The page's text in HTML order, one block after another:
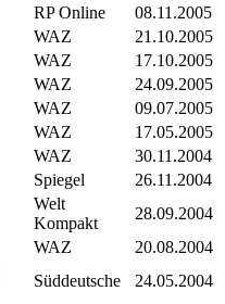
RP Online
08.11.2005
WAZ
21.10.2005
WAZ
17.10.2005
WAZ
24.09.2005
WAZ
09.07.2005
WAZ
17.05.2005
WAZ
30.11.2004
Spiegel
26.11.2004
Welt
Kompakt
28.09.2004
WAZ
20.08.2004
Süddeutsche
24.05.2004